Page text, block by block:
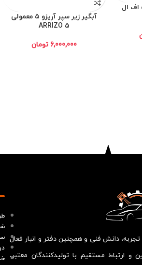
آبگیر زیر سپر آریزو ۵ اف ال
آبگیر زیر سپر آریزو ۵ معمولی
ARRIZO 5
6,000,000 تومان
تجربه، دانش فنی و همچنین دفتر و انبار فعال
ارتباط مستقیم با تولیدکنندگان معتبر،